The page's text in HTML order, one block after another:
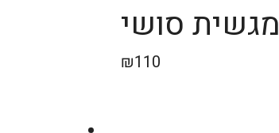
מגשית סושי
₪110